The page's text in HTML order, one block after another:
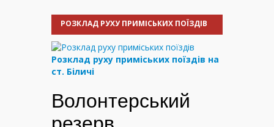
РОЗКЛАД РУХУ ПРИМІСЬКИХ ПОЇЗДІВ
Розклад руху приміських поїздів на
ст. Біличі